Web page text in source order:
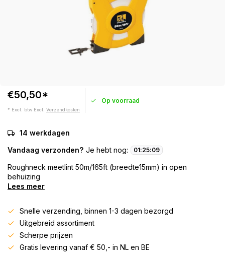
€50,50*
* Excl. btw Excl. Verzendkosten
Op voorraad
14 werkdagen
Vandaag verzonden? Je hebt nog: 01:25:08
Roughneck meetlint 50m/165ft (breedte15mm) in open
behuizing
Lees meer
Snelle verzending, binnen 1-3 dagen bezorgd
Uitgebreid assortiment
Scherpe prijzen
Gratis levering vanaf € 50,- in NL en BE